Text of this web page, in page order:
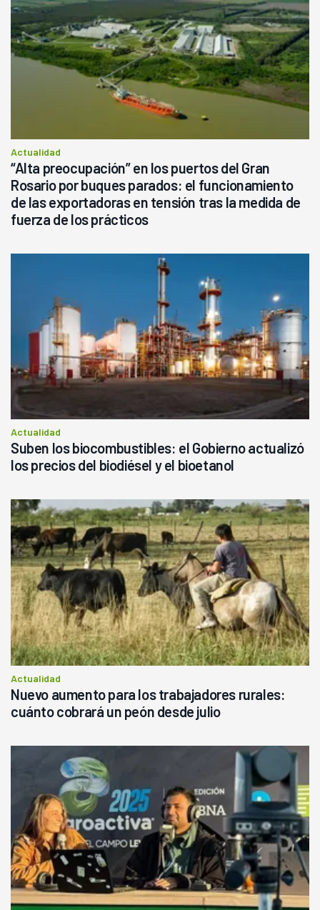
Actualidad
“Alta preocupación” en los puertos del Gran
Rosario por buques parados: el funcionamiento
de las exportadoras en tensión tras la medida de
fuerza de los prácticos
Actualidad
Suben los biocombustibles: el Gobierno actualizó
los precios del biodiésel y el bioetanol
Actualidad
Nuevo aumento para los trabajadores rurales:
cuánto cobrará un peón desde julio